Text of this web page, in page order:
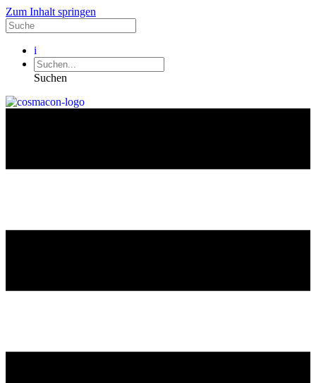
Zum Inhalt springen
i
Suchen